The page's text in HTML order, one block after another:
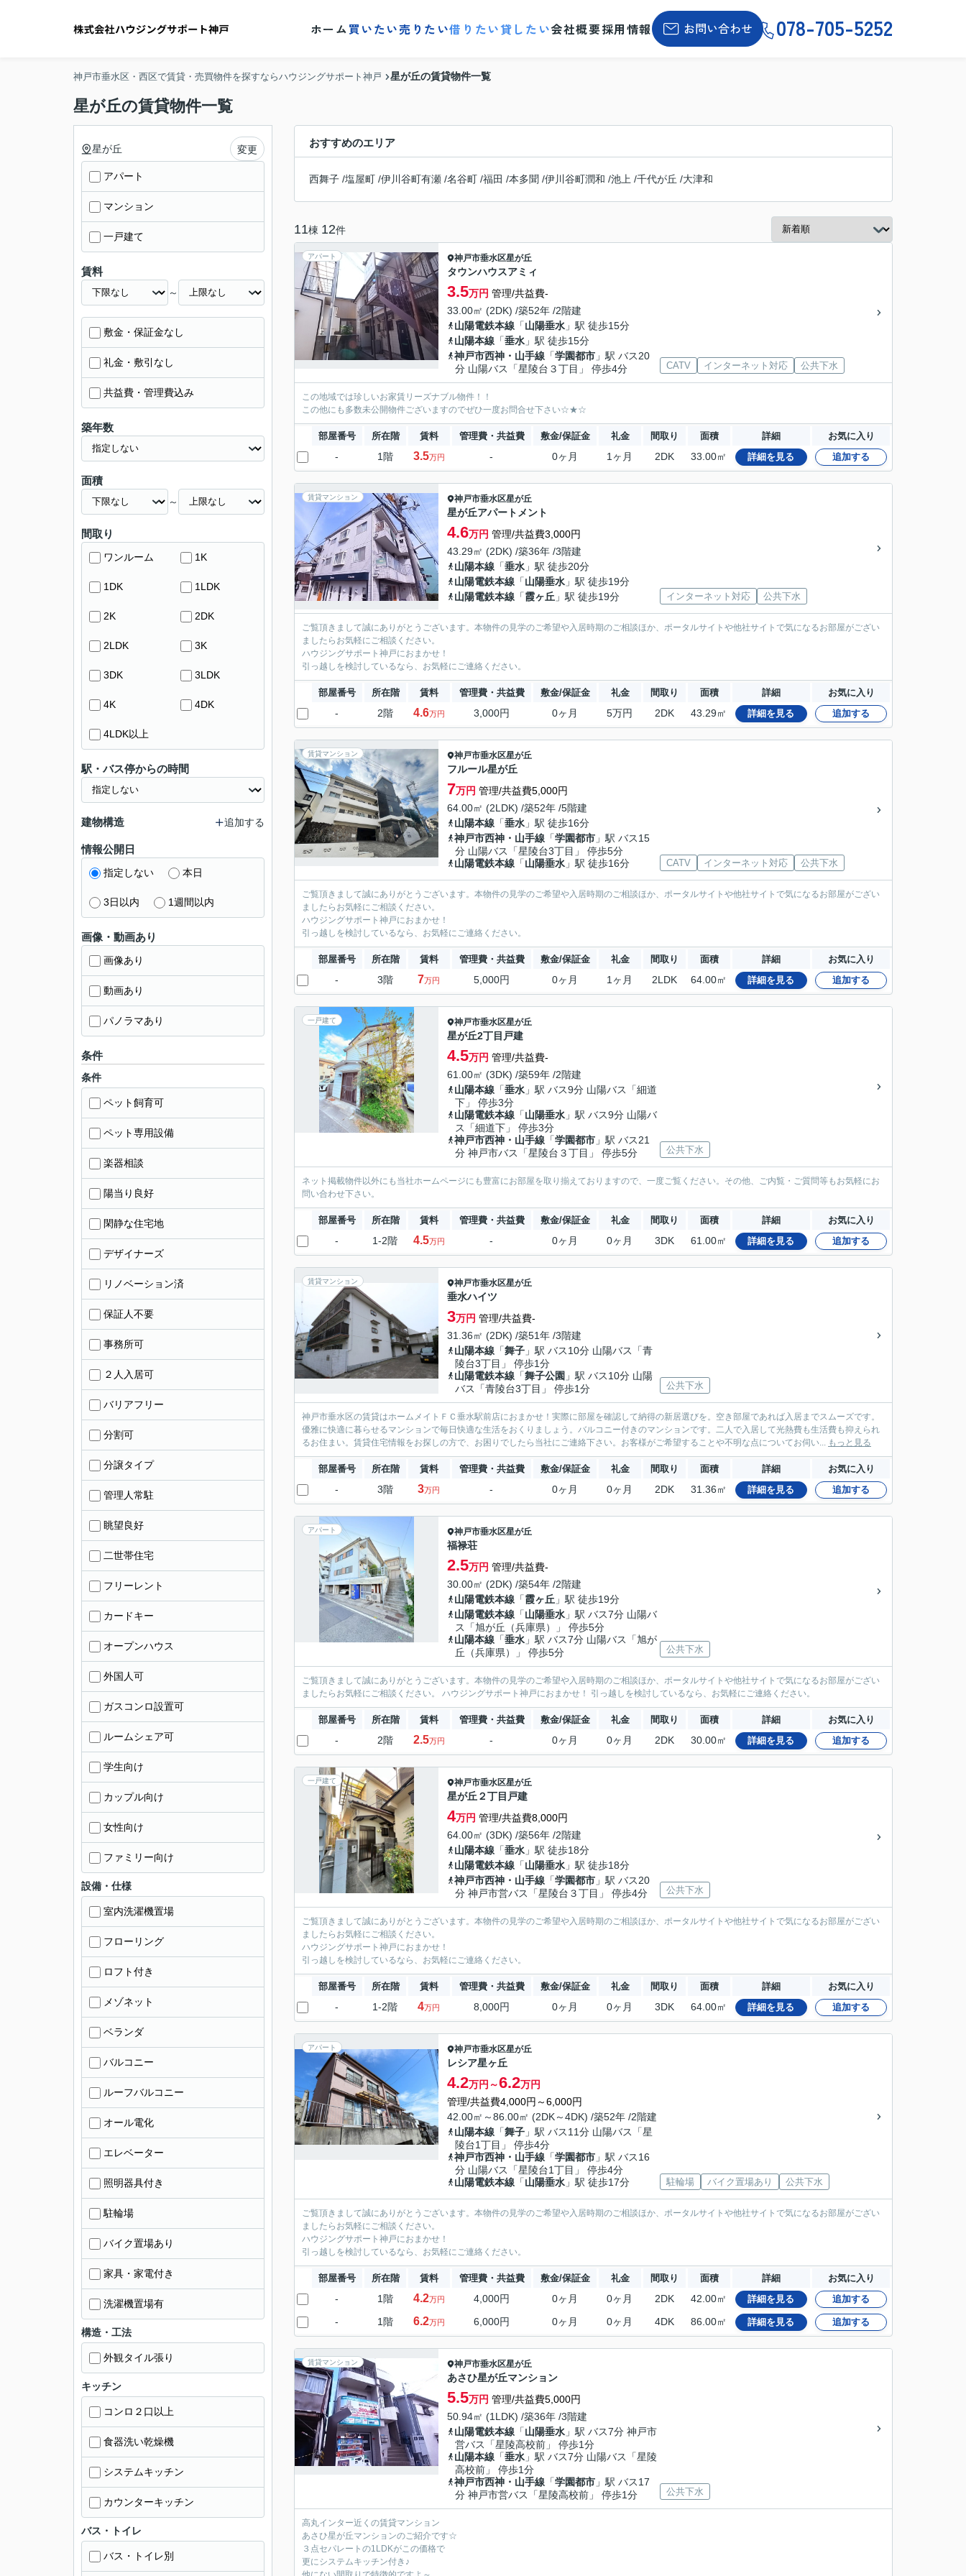
ホーム買いたい売りたい借りたい貸したい会社概要採用情報 お問い合わせ 078-705-5252
神戸市垂水区・西区で賃貸・売買物件を探すならハウジングサポート神戸 星が丘の賃貸物件一覧
星が丘の賃貸物件一覧
おすすめのエリア
西舞子 /塩屋町 /伊川谷町有瀬 /名谷町 /福田 /本多聞 /伊川谷町潤和 /池上 /千代が丘 /大津和
11棟 12件
アパート 神戸市垂水区星が丘
タウンハウスアミィ
3.5万円 管理/共益費-
33.00㎡ (2DK) /築52年 /2階建
山陽電鉄本線 「山陽垂水 」駅 徒歩15分
山陽本線 「垂水 」駅 徒歩15分
神戸市西神・山手線 「学園都市 」駅 バス20
分 山陽バス「星陵台３丁目」 停歩4分
CATV インターネット対応 公共下水
この地域では珍しいお家賃リーズナブル物件！！
この他にも多数未公開物件ございますのでぜひ一度お問合せ下さい☆★☆
部屋番号 所在階 賃料 管理費・共益費 敷金/保証金 礼金 間取り 面積 詳細 お気に入り
- 1階 3.5万円 - 0ヶ月 1ヶ月 2DK 33.00㎡ 詳細を見る 追加する
賃貸マンション 神戸市垂水区星が丘
星が丘アパートメント
4.6万円 管理/共益費3,000円
43.29㎡ (2DK) /築36年 /3階建
山陽本線 「垂水 」駅 徒歩20分
山陽電鉄本線 「山陽垂水 」駅 徒歩19分
山陽電鉄本線 「霞ヶ丘 」駅 徒歩19分 インターネット対応 公共下水
ご覧頂きまして誠にありがとうございます。本物件の見学のご希望や入居時期のご相談ほか、ポータルサイトや他社サイトで気になるお部屋がござい
ましたらお気軽にご相談ください。
ハウジングサポート神戸におまかせ！
引っ越しを検討しているなら、お気軽にご連絡ください。
部屋番号 所在階 賃料 管理費・共益費 敷金/保証金 礼金 間取り 面積 詳細 お気に入り
- 2階 4.6万円 3,000円 0ヶ月 5万円 2DK 43.29㎡ 詳細を見る 追加する
賃貸マンション 神戸市垂水区星が丘
フルール星が丘
7万円 管理/共益費5,000円
64.00㎡ (2LDK) /築52年 /5階建
山陽本線 「垂水 」駅 徒歩16分
神戸市西神・山手線 「学園都市 」駅 バス15
分 山陽バス「星陵台3丁目」 停歩5分
山陽電鉄本線 「山陽垂水 」駅 徒歩16分 CATV インターネット対応 公共下水
ご覧頂きまして誠にありがとうございます。本物件の見学のご希望や入居時期のご相談ほか、ポータルサイトや他社サイトで気になるお部屋がござい
ましたらお気軽にご相談ください。
ハウジングサポート神戸におまかせ！
引っ越しを検討しているなら、お気軽にご連絡ください。
部屋番号 所在階 賃料 管理費・共益費 敷金/保証金 礼金 間取り 面積 詳細 お気に入り
- 3階 7万円 5,000円 0ヶ月 1ヶ月 2LDK 64.00㎡ 詳細を見る 追加する
一戸建て 神戸市垂水区星が丘
星が丘2丁目戸建
4.5万円 管理/共益費-
61.00㎡ (3DK) /築59年 /2階建
山陽本線 「垂水 」駅 バス9分 山陽バス「細道
下」 停歩3分
山陽電鉄本線 「山陽垂水 」駅 バス9分 山陽バ
ス「細道下」 停歩3分
神戸市西神・山手線 「学園都市 」駅 バス21
分 神戸市バス「星陵台３丁目」 停歩5分
公共下水
ネット掲載物件以外にも当社ホームページにも豊富にお部屋を取り揃えておりますので、一度ご覧ください。その他、ご内覧・ご質問等もお気軽にお
問い合わせ下さい。
部屋番号 所在階 賃料 管理費・共益費 敷金/保証金 礼金 間取り 面積 詳細 お気に入り
- 1-2階 4.5万円 - 0ヶ月 0ヶ月 3DK 61.00㎡ 詳細を見る 追加する
賃貸マンション 神戸市垂水区星が丘
垂水ハイツ
3万円 管理/共益費-
31.36㎡ (2DK) /築51年 /3階建
山陽本線 「舞子 」駅 バス10分 山陽バス「青
陵台3丁目」 停歩1分
山陽電鉄本線 「舞子公園 」駅 バス10分 山陽
バス「青陵台3丁目」 停歩1分
公共下水
神戸市垂水区の賃貸はホームメイトＦＣ垂水駅前店におまかせ！実際に部屋を確認して納得の新居選びを。空き部屋であれば入居までスムーズです。
優雅に快適に暮らせるマンションで毎日快適な生活をおくりましょう。バルコニー付きのマンションです。二人で入居して光熱費も生活費も抑えられ
るお住まい。賃貸住宅情報をお探しの方で、お困りでしたら当社にご連絡下さい。お客様がご希望することや不明な点についてお伺い... もっと見る
部屋番号 所在階 賃料 管理費・共益費 敷金/保証金 礼金 間取り 面積 詳細 お気に入り
- 3階 3万円 - 0ヶ月 0ヶ月 2DK 31.36㎡ 詳細を見る 追加する
アパート 神戸市垂水区星が丘
福禄荘
2.5万円 管理/共益費-
30.00㎡ (2DK) /築54年 /2階建
山陽電鉄本線 「霞ヶ丘 」駅 徒歩19分
山陽電鉄本線 「山陽垂水 」駅 バス7分 山陽バ
ス「旭が丘（兵庫県）」 停歩5分
山陽本線 「垂水 」駅 バス7分 山陽バス「旭が
丘（兵庫県）」 停歩5分
公共下水
ご覧頂きまして誠にありがとうございます。本物件の見学のご希望や入居時期のご相談ほか、ポータルサイトや他社サイトで気になるお部屋がござい
ましたらお気軽にご相談ください。 ハウジングサポート神戸におまかせ！ 引っ越しを検討しているなら、お気軽にご連絡ください。
部屋番号 所在階 賃料 管理費・共益費 敷金/保証金 礼金 間取り 面積 詳細 お気に入り
- 2階 2.5万円 - 0ヶ月 0ヶ月 2DK 30.00㎡ 詳細を見る 追加する
一戸建て 神戸市垂水区星が丘
星が丘２丁目戸建
4万円 管理/共益費8,000円
64.00㎡ (3DK) /築56年 /2階建
山陽本線 「垂水 」駅 徒歩18分
山陽電鉄本線 「山陽垂水 」駅 徒歩18分
神戸市西神・山手線 「学園都市 」駅 バス20
分 神戸市営バス「星陵台３丁目」 停歩4分
公共下水
ご覧頂きまして誠にありがとうございます。本物件の見学のご希望や入居時期のご相談ほか、ポータルサイトや他社サイトで気になるお部屋がござい
ましたらお気軽にご相談ください。
ハウジングサポート神戸におまかせ！
引っ越しを検討しているなら、お気軽にご連絡ください。
部屋番号 所在階 賃料 管理費・共益費 敷金/保証金 礼金 間取り 面積 詳細 お気に入り
- 1-2階 4万円 8,000円 0ヶ月 0ヶ月 3DK 64.00㎡ 詳細を見る 追加する
アパート 神戸市垂水区星が丘
レシア星ヶ丘
4.2万円～6.2万円
管理/共益費4,000円～6,000円
42.00㎡～86.00㎡ (2DK～4DK) /築52年 /2階建
山陽本線 「舞子 」駅 バス11分 山陽バス「星
陵台1丁目」 停歩4分
神戸市西神・山手線 「学園都市 」駅 バス16
分 山陽バス「星陵台1丁目」 停歩4分
山陽電鉄本線 「山陽垂水 」駅 徒歩17分 駐輪場 バイク置場あり 公共下水
ご覧頂きまして誠にありがとうございます。本物件の見学のご希望や入居時期のご相談ほか、ポータルサイトや他社サイトで気になるお部屋がござい
ましたらお気軽にご相談ください。
ハウジングサポート神戸におまかせ！
引っ越しを検討しているなら、お気軽にご連絡ください。
部屋番号 所在階 賃料 管理費・共益費 敷金/保証金 礼金 間取り 面積 詳細 お気に入り
- 1階 4.2万円 4,000円 0ヶ月 0ヶ月 2DK 42.00㎡ 詳細を見る 追加する
- 1階 6.2万円 6,000円 0ヶ月 0ヶ月 4DK 86.00㎡ 詳細を見る 追加する
賃貸マンション 神戸市垂水区星が丘
あさひ星が丘マンション
5.5万円 管理/共益費5,000円
50.94㎡ (1LDK) /築36年 /3階建
山陽電鉄本線 「山陽垂水 」駅 バス7分 神戸市
営バス「星陵高校前」 停歩1分
山陽本線 「垂水 」駅 バス7分 山陽バス「星陵
高校前」 停歩1分
神戸市西神・山手線 「学園都市 」駅 バス17
分 神戸市営バス「星陵高校前」 停歩1分
公共下水
高丸インター近くの賃貸マンション
あさひ星が丘マンションのご紹介です☆
３点セパレートの1LDKがこの価格で
更にシステムキッチン付き♪
星が丘 変更
アパート
マンション
一戸建て
賃料
～
敷金・保証金なし
礼金・敷引なし
共益費・管理費込み
築年数
面積
～
間取り
ワンルーム 1K
1DK 1LDK
2K 2DK
2LDK 3K
3DK 3LDK
4K 4DK
4LDK以上
駅・バス停からの時間
建物構造 追加する
情報公開日
指定しない 本日
3日以内 1週間以内
画像・動画あり
画像あり
動画あり
パノラマあり
条件
条件
ペット飼育可
ペット専用設備
楽器相談
陽当り良好
閑静な住宅地
デザイナーズ
リノベーション済
保証人不要
事務所可
２人入居可
バリアフリー
分割可
分譲タイプ
管理人常駐
眺望良好
二世帯住宅
フリーレント
カードキー
オープンハウス
外国人可
ガスコンロ設置可
ルームシェア可
学生向け
カップル向け
女性向け
ファミリー向け
設備・仕様
室内洗濯機置場
フローリング
ロフト付き
メゾネット
ベランダ
バルコニー
ルーフバルコニー
オール電化
エレベーター
照明器具付き
駐輪場
バイク置場あり
家具・家電付き
洗濯機置場有
構造・工法
外観タイル張り
キッチン
コンロ２口以上
食器洗い乾燥機
システムキッチン
カウンターキッチン
バス・トイレ
バス・トイレ別